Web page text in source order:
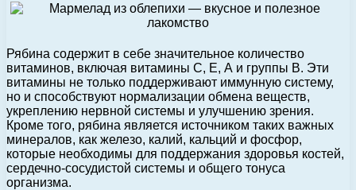
Рябина содержит в себе значительное количество
витаминов, включая витамины С, Е, А и группы В. Эти
витамины не только поддерживают иммунную систему,
но и способствуют нормализации обмена веществ,
укреплению нервной системы и улучшению зрения.
Кроме того, рябина является источником таких важных
минералов, как железо, калий, кальций и фосфор,
которые необходимы для поддержания здоровья костей,
сердечно-сосудистой системы и общего тонуса
организма.